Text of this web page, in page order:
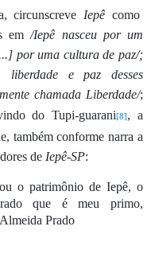
circunscreve Iepê como
em/Iepê nasceu por um
por uma cultura de paz/;
liberdade e paz desses
chamada Liberdade/;
do Tupi-guarani[8] , a
, tambémconforme narra a
de Iepê-SP:
o patrimônio de Iepê, o
que é meu primo,
Prado